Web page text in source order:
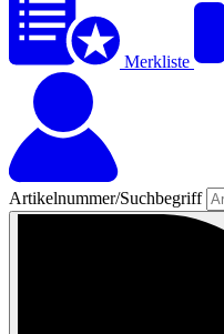
Merkliste
Artikelnummer/Suchbegriff